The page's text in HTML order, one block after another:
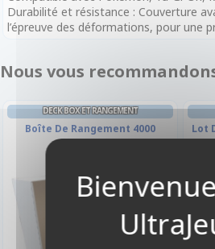
Durabilité et résistance : Couverture
l’épreuve des déformations, pour une
Nous vous
DECK BOX ET RANGEMENT
Boîte De Rangement 4000
Lot